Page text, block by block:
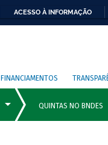
ACESSO À INFORMAÇÃO
FINANCIAMENTOS